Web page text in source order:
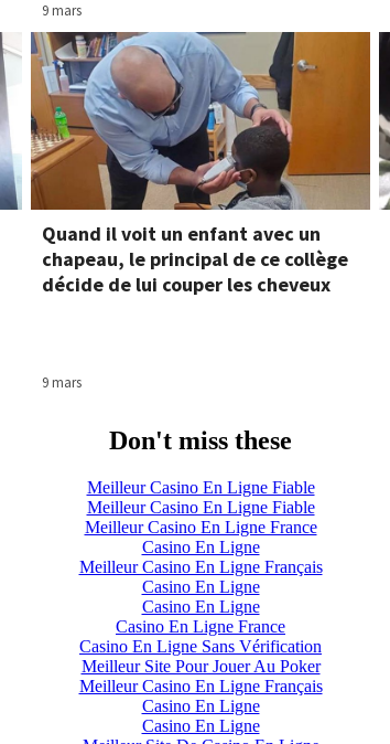
9 mars
Quand il voit un enfant avec un
chapeau, le principal de ce collège
décide de lui couper les cheveux
9 mars
Don't miss these
Meilleur Casino En Ligne Fiable
Meilleur Casino En Ligne Fiable
Meilleur Casino En Ligne France
Casino En Ligne
Meilleur Casino En Ligne Français
Casino En Ligne
Casino En Ligne
Casino En Ligne France
Casino En Ligne Sans Vérification
Meilleur Site Pour Jouer Au Poker
Meilleur Casino En Ligne Français
Casino En Ligne
Casino En Ligne